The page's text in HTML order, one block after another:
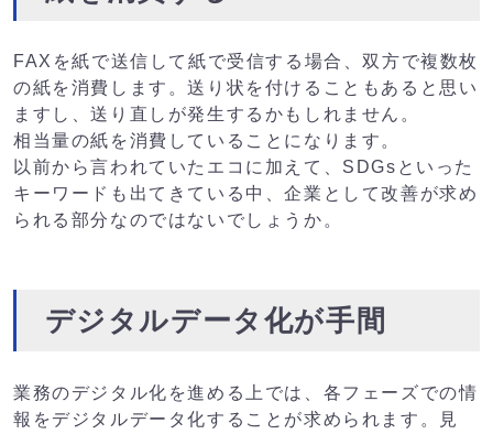
FAXを紙で送信して紙で受信する場合、双方で複数枚
の紙を消費します。送り状を付けることもあると思い
ますし、送り直しが発生するかもしれません。
相当量の紙を消費していることになります。
以前から言われていたエコに加えて、SDGsといった
キーワードも出てきている中、企業として改善が求め
られる部分なのではないでしょうか。
デジタルデータ化が手間
業務のデジタル化を進める上では、各フェーズでの情
報をデジタルデータ化することが求められます。見